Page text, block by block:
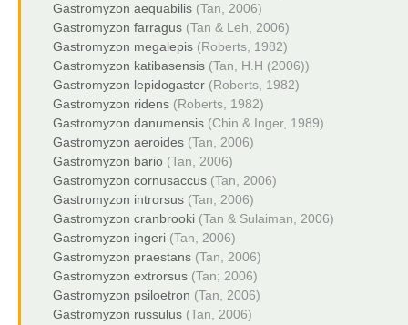
Gastromyzon aequabilis (Tan, 2006)
Gastromyzon farragus (Tan & Leh, 2006)
Gastromyzon megalepis (Roberts, 1982)
Gastromyzon katibasensis (Tan, H.H (2006))
Gastromyzon lepidogaster (Roberts, 1982)
Gastromyzon ridens (Roberts, 1982)
Gastromyzon danumensis (Chin & Inger, 1989)
Gastromyzon aeroides (Tan, 2006)
Gastromyzon bario (Tan, 2006)
Gastromyzon cornusaccus (Tan, 2006)
Gastromyzon introrsus (Tan, 2006)
Gastromyzon cranbrooki (Tan & Sulaiman, 2006)
Gastromyzon ingeri (Tan, 2006)
Gastromyzon praestans (Tan, 2006)
Gastromyzon extrorsus (Tan; 2006)
Gastromyzon psiloetron (Tan, 2006)
Gastromyzon russulus (Tan, 2006)